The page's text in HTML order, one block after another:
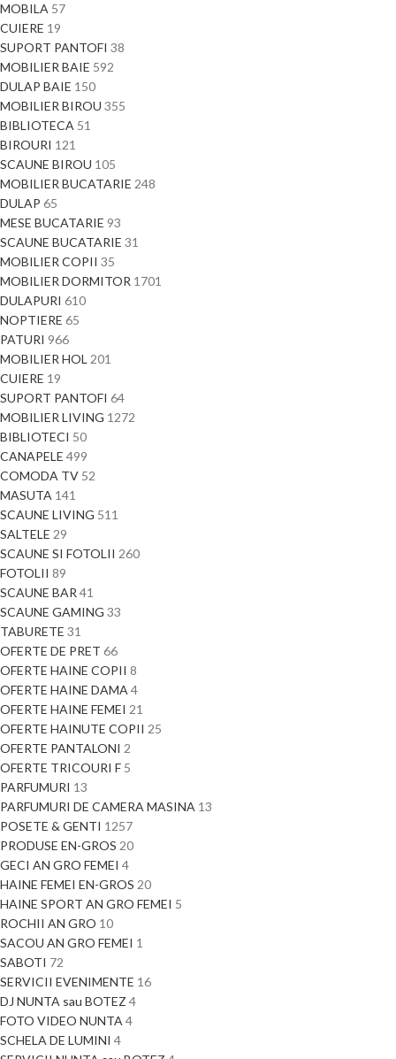
MOBILA 57
CUIERE 19
SUPORT PANTOFI 38
MOBILIER BAIE 592
DULAP BAIE 150
MOBILIER BIROU 355
BIBLIOTECA 51
BIROURI 121
SCAUNE BIROU 105
MOBILIER BUCATARIE 248
DULAP 65
MESE BUCATARIE 93
SCAUNE BUCATARIE 31
MOBILIER COPII 35
MOBILIER DORMITOR 1701
DULAPURI 610
NOPTIERE 65
PATURI 966
MOBILIER HOL 201
CUIERE 19
SUPORT PANTOFI 64
MOBILIER LIVING 1272
BIBLIOTECI 50
CANAPELE 499
COMODA TV 52
MASUTA 141
SCAUNE LIVING 511
SALTELE 29
SCAUNE SI FOTOLII 260
FOTOLII 89
SCAUNE BAR 41
SCAUNE GAMING 33
TABURETE 31
OFERTE DE PRET 66
OFERTE HAINE COPII 8
OFERTE HAINE DAMA 4
OFERTE HAINE FEMEI 21
OFERTE HAINUTE COPII 25
OFERTE PANTALONI 2
OFERTE TRICOURI F 5
PARFUMURI 13
PARFUMURI DE CAMERA MASINA 13
POSETE & GENTI 1257
PRODUSE EN-GROS 20
GECI AN GRO FEMEI 4
HAINE FEMEI EN-GROS 20
HAINE SPORT AN GRO FEMEI 5
ROCHII AN GRO 10
SACOU AN GRO FEMEI 1
SABOTI 72
SERVICII EVENIMENTE 16
DJ NUNTA sau BOTEZ 4
FOTO VIDEO NUNTA 4
SCHELA DE LUMINI 4